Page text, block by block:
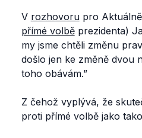
V rozhovorupro
přímé volběprezidenta)
my jsme chtěli změnu
došlo jen ke změně dvou
toho obávám.”
Z čehož vyplývá, že
proti přímé volbě jako